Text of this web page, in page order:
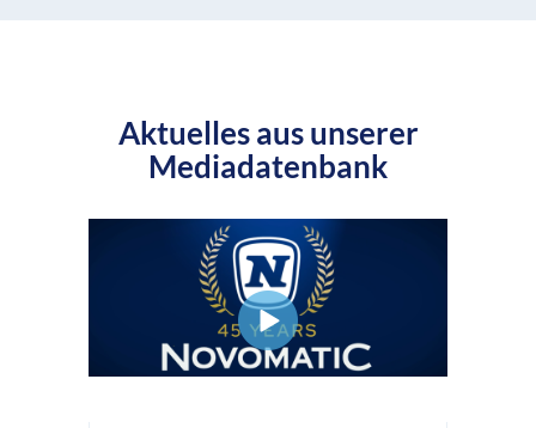
Aktuelles aus unserer
Mediadatenbank